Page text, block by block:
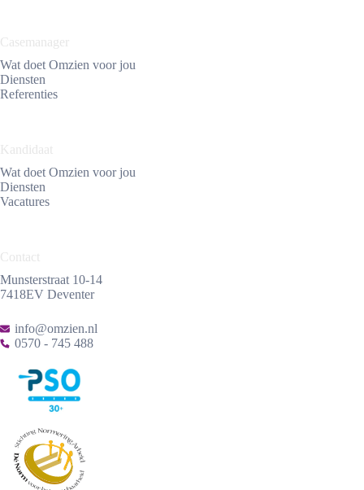
Casemanager
Wat doet Omzien voor jou
Diensten
Referenties
Kandidaat
Wat doet Omzien voor jou
Diensten
Vacatures
Contact
Munsterstraat 10-14
7418EV Deventer
info@omzien.nl
0570 - 745 488